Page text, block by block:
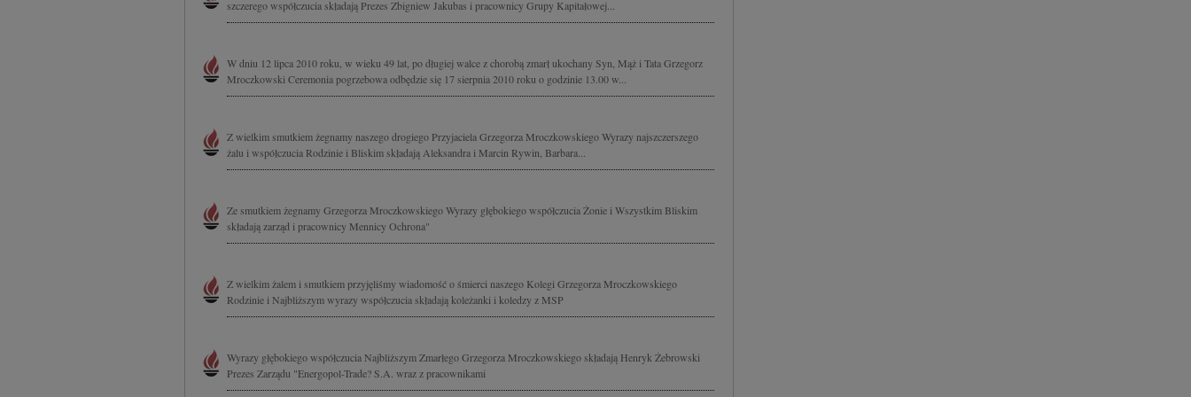
szczerego współczucia składają Prezes Zbigniew Jakubas i pracownicy Grupy Kapitałowej...
W dniu 12 lipca 2010 roku, w wieku 49 lat, po długiej walce z chorobą zmarł ukochany Syn, Mąż i Tata Grzegorz
Mroczkowski Ceremonia pogrzebowa odbędzie się 17 sierpnia 2010 roku o godzinie 13.00 w...
Z wielkim smutkiem żegnamy naszego drogiego Przyjaciela Grzegorza Mroczkowskiego Wyrazy najszczerszego
żalu i współczucia Rodzinie i Bliskim składają Aleksandra i Marcin Rywin, Barbara...
Ze smutkiem żegnamy Grzegorza Mroczkowskiego Wyrazy głębokiego współczucia Żonie i Wszystkim Bliskim
składają zarząd i pracownicy Mennicy Ochrona"
Z wielkim żalem i smutkiem przyjęliśmy wiadomość o śmierci naszego Kolegi Grzegorza Mroczkowskiego
Rodzinie i Najbliższym wyrazy współczucia składają koleżanki i koledzy z MSP
Wyrazy głębokiego współczucia Najbliższym Zmarłego Grzegorza Mroczkowskiego składają Henryk Żebrowski
Prezes Zarządu "Energopol-Trade? S.A. wraz z pracownikami